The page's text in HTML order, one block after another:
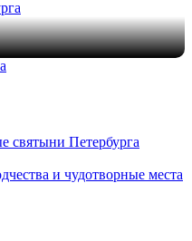
и чудотворные места